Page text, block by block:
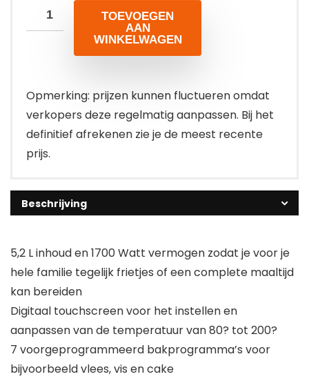
TOEVOEGEN
AAN
WINKELWAGEN
Opmerking: prijzen kunnen fluctueren omdat
verkopers deze regelmatig aanpassen. Bij het
definitief afrekenen zie je de meest recente
prijs.
Beschrijving
5,2 L inhoud en 1700 Watt vermogen zodat je voor je
hele familie tegelijk frietjes of een complete maaltijd
kan bereiden
Digitaal touchscreen voor het instellen en
aanpassen van de temperatuur van 80? tot 200?
7 voorgeprogrammeerd bakprogramma’s voor
bijvoorbeeld vlees, vis en cake